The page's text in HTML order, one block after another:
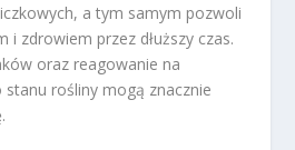
a tym samym pozwoli
i zdrowiem przez dłuższy czas.
oraz reagowanie na
stanu rośliny mogą znacznie